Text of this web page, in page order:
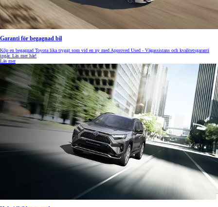
Garanti för begagnad bil
Köp en begagnad Toyota lika tryggt som vid en ny med Approved Used - Vägassistans och kvalitetsgaranti
ingår. Läs mer här!
Läs mer